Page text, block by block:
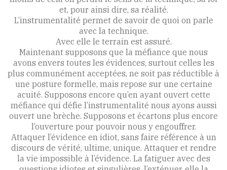
et, pour ainsi dire, sa réalité.
L’instrumentalité permet de savoir de quoi on parle
avec la technique.
Avec elle le terrain est assuré.
Maintenant supposons que la méfiance que nous
avons envers toutes les évidences, surtout celles les
plus communément acceptées, ne soit pas réductible à
une posture formelle, mais repose sur une certaine
acuité. Supposons encore qu’en ayant ouvert cette
méfiance qui défie l’instrumentalité nous ayons aussi
ouvert une brèche. Supposons et écartons plus encore
l’ouverture pour pouvoir nous y engouffrer.
Attaquer l’évidence en idiot, sans faire référence à un
discours de vérité, ultime, unique. Attaquer et rendre
la vie impossible à l’évidence. La fatiguer avec des